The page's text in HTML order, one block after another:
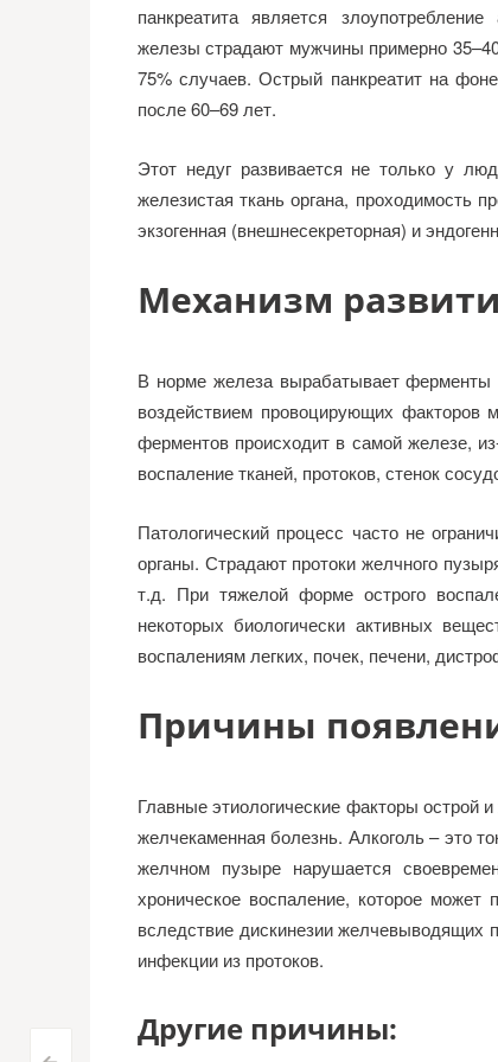
панкреатита является
железы страдают мужчины примерно
75% случаев. Острый панкреатит на
после 60–69 лет.
Этот недуг развивается не только у
железистая ткань органа, проходимость
экзогенная (внешнесекреторная) и
Механизм
В норме железа вырабатывает ферменты
воздействием провоцирующих факторов
ферментов происходит в самой железе,
воспаление тканей, протоков, стенок
Патологический процесс часто не
органы. Страдают протоки желчного
т.д. При тяжелой форме острого
некоторых биологически активных
воспалениям легких, почек, печени,
Причины
Главные этиологические факторы острой
желчекаменная болезнь. Алкоголь – это
желчном пузыре нарушается
хроническое воспаление, которое
вследствие дискинезии желчевыводящих
инфекции из протоков.
Другие причины: